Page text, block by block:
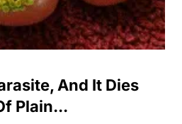
And It Dies
Plain...